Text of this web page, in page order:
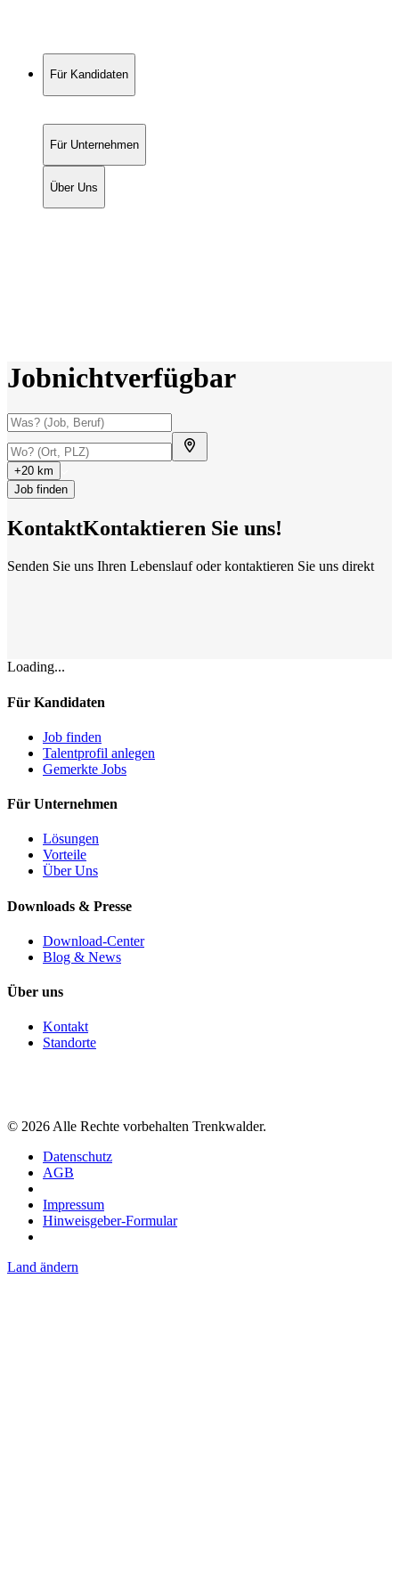
Für Kandidaten
Für Unternehmen
Über Uns
Jobnichtverfügbar
+20 km
Job finden
KontaktKontaktieren Sie uns!
Senden Sie uns Ihren Lebenslauf oder kontaktieren Sie uns direkt
Loading...
Für Kandidaten
Job finden
Talentprofil anlegen
Gemerkte Jobs
Für Unternehmen
Lösungen
Vorteile
Über Uns
Downloads & Presse
Download-Center
Blog & News
Über uns
Kontakt
Standorte
© 2026 Alle Rechte vorbehalten Trenkwalder.
Datenschutz
AGB
Impressum
Hinweisgeber-Formular
Land ändern